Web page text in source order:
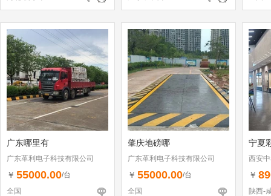
广东哪里有
广东革利电子科技有限公司
￥ 55000.00/台
全国
肇庆地磅哪
广东革利电子科技有限公司
￥ 55000.00/台
全国
宁夏
西安
￥
陕西-